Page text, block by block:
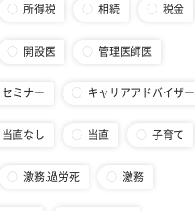
所得税 相続 税金
開設医 管理医師医
セミナー キャリアアドバイザー
当直なし 当直 子育て
激務.過労死 激務